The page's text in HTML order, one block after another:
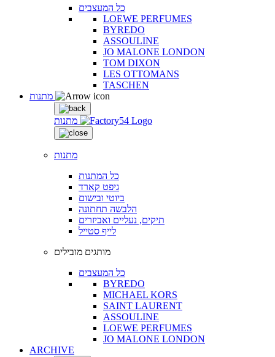
כל המעצבים
LOEWE PERFUMES
BYREDO
ASSOULINE
JO MALONE LONDON
TOM DIXON
LES OTTOMANS
TASCHEN
מתנות
מתנות
כל המתנות
גיפט קארד
ביוטי ובישום
הלבשה תחתונה
תיקים, נעליים ואביזרים
לייף סטייל
מותגים מובילים
כל המעצבים
BYREDO
MICHAEL KORS
SAINT LAURENT
ASSOULINE
LOEWE PERFUMES
JO MALONE LONDON
ARCHIVE